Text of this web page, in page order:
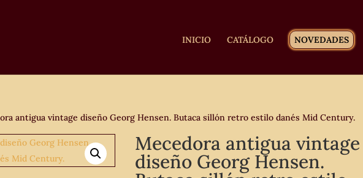
INICIO CATÁLOGO NOVEDADES
antigua vintage diseño Georg Hensen. Butaca sillón retro estilo danés Mid Century.
Mecedora antigua vintage
diseño Georg Hensen.